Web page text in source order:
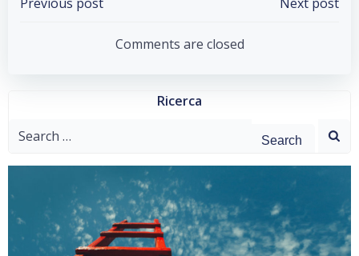
Post
navigationnavigation
Comments are closed
Ricerca
Search